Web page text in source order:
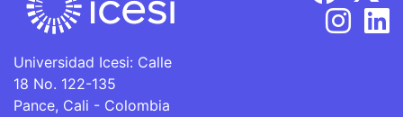
Universidad Icesi: Calle
18 No. 122-135
Pance, Cali - Colombia